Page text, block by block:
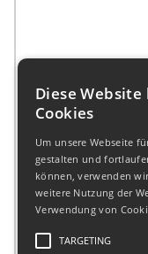
Diese
Cookies
Um unsere Webseite
gestalten und
können, verwenden
weitere Nutzung der
Verwendung von
TARGETING